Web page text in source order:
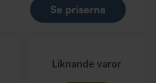
Liknande varor